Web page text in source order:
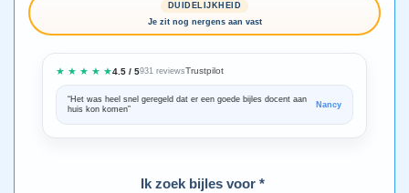
DUIDELIJKHEID
Je zit nog nergens aan vast
★ ★ ★ ★ ★4.5 / 5931 reviewsTrustpilot
“Het was heel snel geregeld dat er een goede bijles docent aan
huis kon komen”
Nancy
Ik zoek bijles voor *